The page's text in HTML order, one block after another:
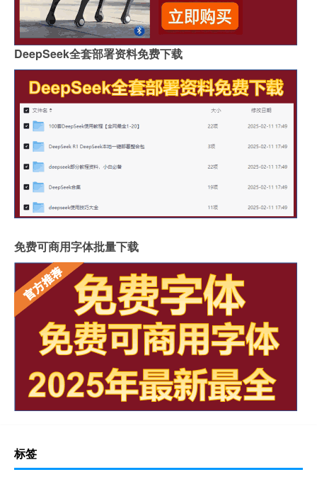
DeepSeek全套部署资料免费下载
免费可商用字体批量下载
标签